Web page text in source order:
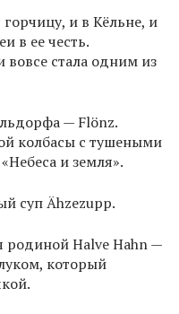
и в Кёльне, и
в ее честь.
стала одним из
— Flönz.
колбасы с тушеными
и земля».
суп Ähzezupp.
родиной Halve Hahn —
который